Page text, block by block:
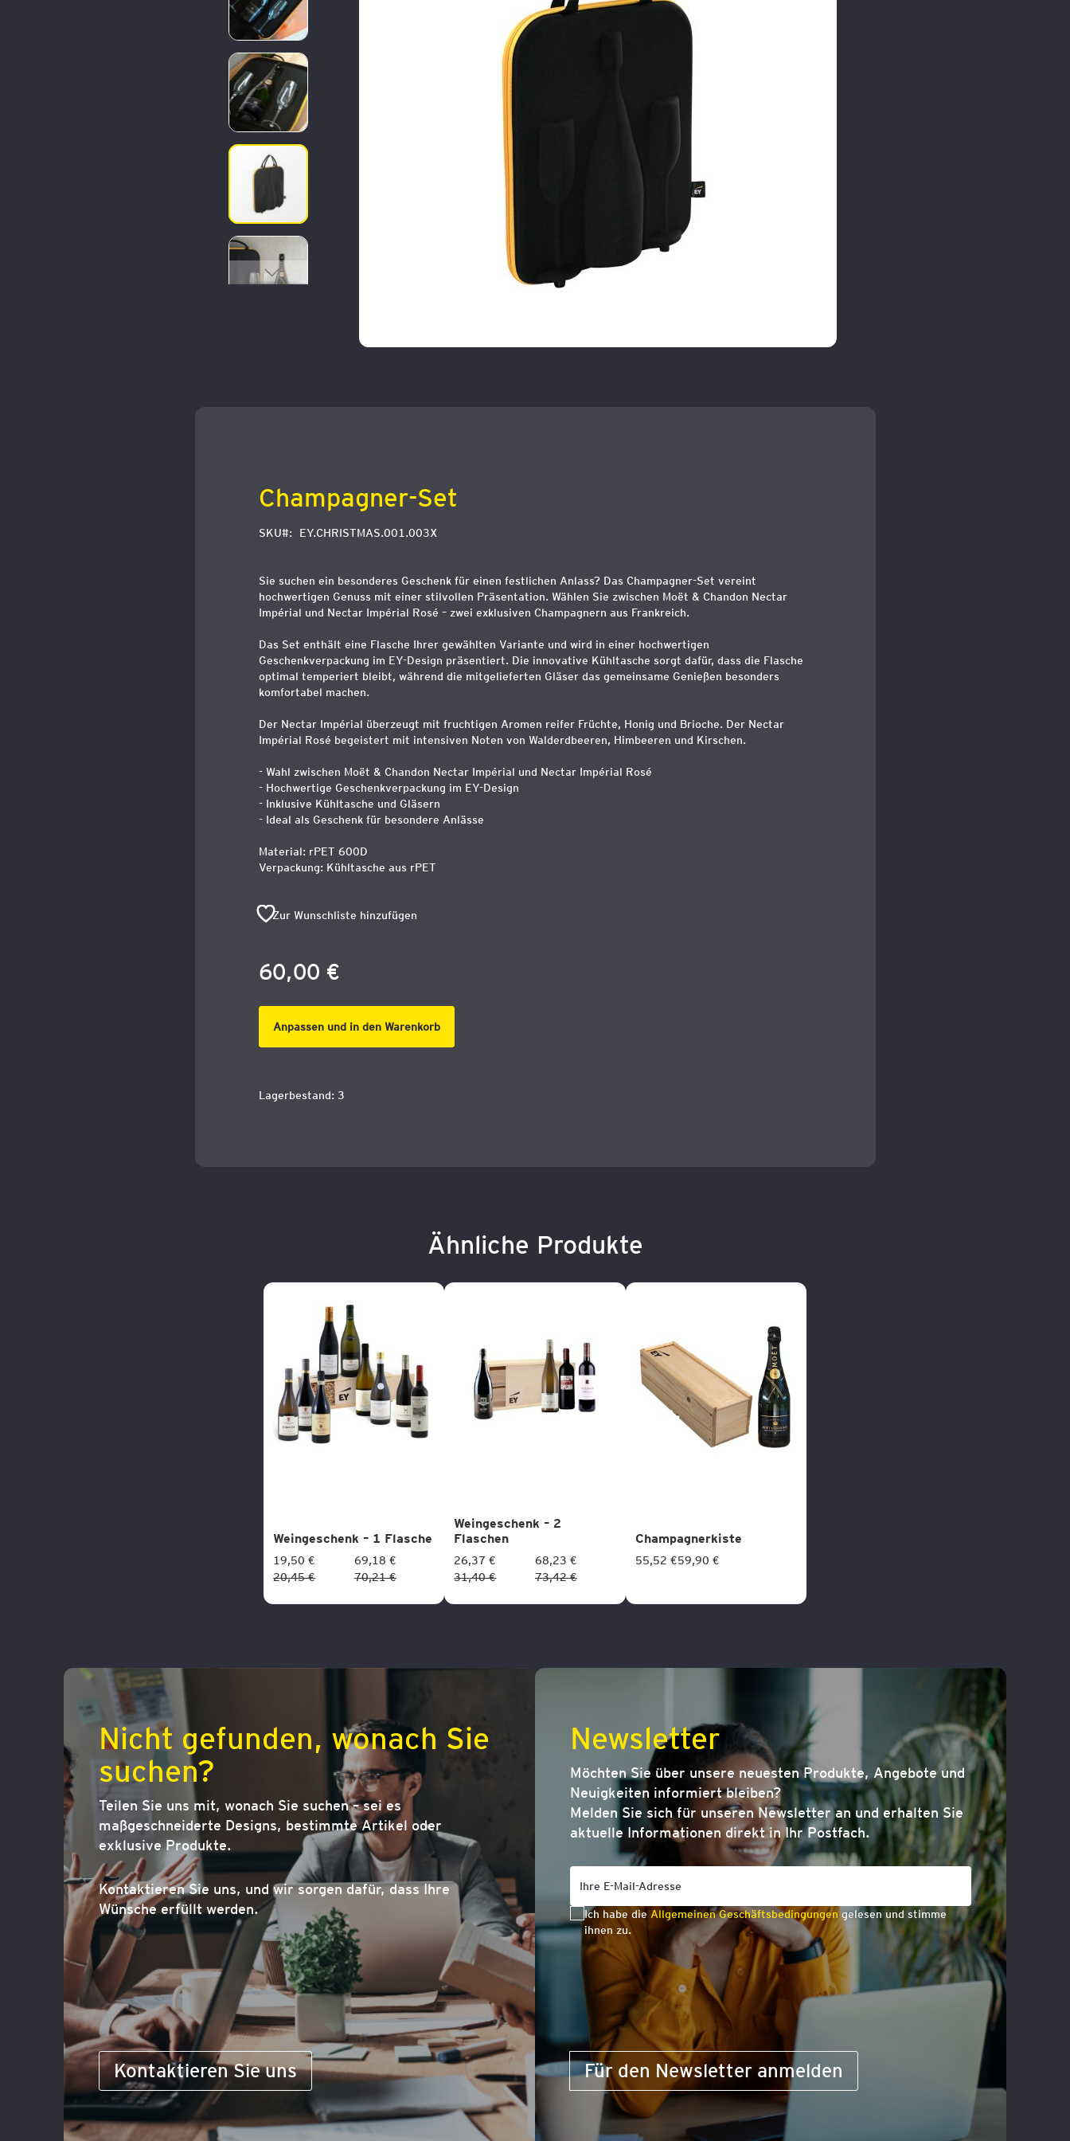
Champagner-Set
SKU EY.CHRISTMAS.001.003X
Sie suchen ein besonderes Geschenk für einen festlichen Anlass? Das Champagner-Set vereint
hochwertigen Genuss mit einer stilvollen Präsentation. Wählen Sie zwischen Moët & Chandon Nectar
Impérial und Nectar Impérial Rosé – zwei exklusiven Champagnern aus Frankreich.
Das Set enthält eine Flasche Ihrer gewählten Variante und wird in einer hochwertigen
Geschenkverpackung im EY-Design präsentiert. Die innovative Kühltasche sorgt dafür, dass die Flasche
optimal temperiert bleibt, während die mitgelieferten Gläser das gemeinsame Genießen besonders
komfortabel machen.
Der Nectar Impérial überzeugt mit fruchtigen Aromen reifer Früchte, Honig und Brioche. Der Nectar
Impérial Rosé begeistert mit intensiven Noten von Walderdbeeren, Himbeeren und Kirschen.
- Wahl zwischen Moët & Chandon Nectar Impérial und Nectar Impérial Rosé
- Hochwertige Geschenkverpackung im EY-Design
- Inklusive Kühltasche und Gläsern
- Ideal als Geschenk für besondere Anlässe
Material: rPET 600D
Verpackung: Kühltasche aus rPET
Zur Wunschliste hinzufügen
60,00 €
Anpassen und in den Warenkorb
Lagerbestand: 3
Ähnliche Produkte
Weingeschenk – 1 Flasche
19,50 €
20,45 €
69,18 €
70,21 €
Weingeschenk – 2
Flaschen
26,37 €
31,40 €
68,23 €
73,42 €
Champagnerkiste
55,52 €59,90 €
Nicht gefunden, wonach Sie
suchen?
Teilen Sie uns mit, wonach Sie suchen – sei es
maßgeschneiderte Designs, bestimmte Artikel oder
exklusive Produkte.
Kontaktieren Sie uns, und wir sorgen dafür, dass Ihre
Wünsche erfüllt werden.
Kontaktieren Sie uns
Newsletter
Möchten Sie über unsere neuesten Produkte, Angebote und
Neuigkeiten informiert bleiben?
Melden Sie sich für unseren Newsletter an und erhalten Sie
aktuelle Informationen direkt in Ihr Postfach.
Ich habe die Allgemeinen Geschäftsbedingungengelesen und stimme
ihnen zu.
Für den Newsletter anmelden